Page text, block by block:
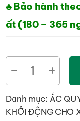
♣ Bảo hành
ất (180 – 365
DIN
Danh mục: ẮC
KHỞI ĐỘNG CHO